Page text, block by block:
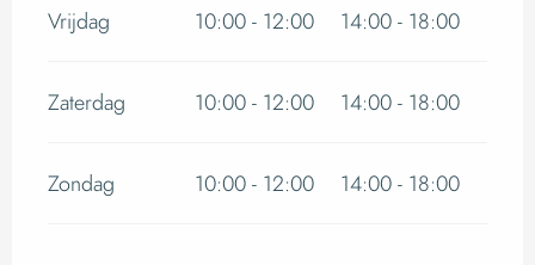
Vrijdag 10:00 - 12:00 14:00 - 18:00
Zaterdag 10:00 - 12:00 14:00 - 18:00
Zondag 10:00 - 12:00 14:00 - 18:00